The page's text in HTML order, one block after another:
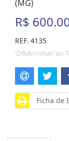
(MG)
R$
REF. 4135
Adicionar ao
Ficha de